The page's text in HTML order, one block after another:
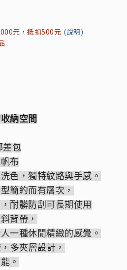
元，抵扣500元 (說明)
納空間
差包
布
色，獨特紋路與手感。
簡約而有層次，
耐髒防刮可長期使用
背帶，
一種休閒精緻的感覺。
多夾層設計，
。